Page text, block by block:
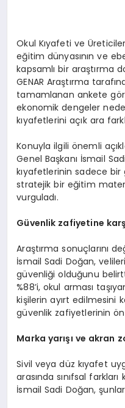
Okul Kıyafeti ve
eğitim dünyasının ve
kapsamlı bir araştırma
GENAR Araştırma
tamamlanan ankete
ekonomik dengeler
kıyafetlerini açık ara
Konuyla ilgili önemli
Genel Başkanı İsmail
kıyafetlerinin sadece bir
stratejik bir eğitim
vurguladı.
Güvenlik zafiyetine
Araştırma sonuçlarını
İsmail Sadi Doğan,
güvenliği olduğunu
%88’i, okul arması
kişilerin ayırt edilmesini
güvenlik zafiyetlerinin
Marka yarışı ve akran
Sivil veya düz kıyafet
arasında sınıfsal
İsmail Sadi Doğan,